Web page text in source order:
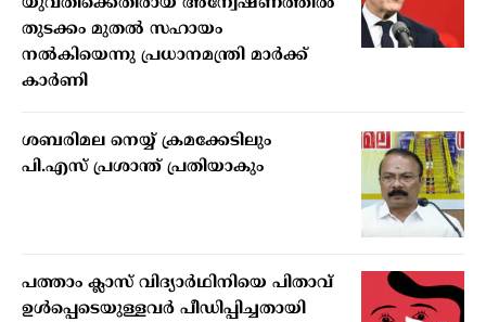
തുടക്കം മുതല്‍ സഹായം
നല്‍കിയെന്നു പ്രധാനമന്ത്രി മാര്‍ക്ക്
കാര്‍ണി
ശബരിമല നെയ്യ് ക്രമക്കേടിലും
പി.എസ് പ്രശാന്ത് പ്രതിയാകും
പത്താം ക്ലാസ് വിദ്യാര്‍ഥിനിയെ പിതാവ്
ഉള്‍പ്പെടെയുള്ളവര്‍ പീഡിപ്പിച്ചതായി